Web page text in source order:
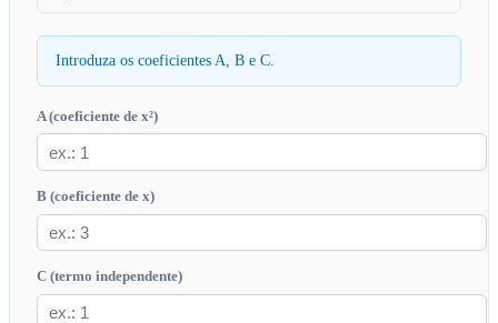
Introduza os coeficientes A, B e C.
A (coeficiente de x²)
B (coeficiente de x)
C (termo independente)